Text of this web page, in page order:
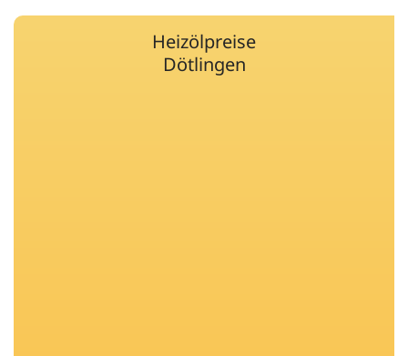
Heizölpreise
Dötlingen